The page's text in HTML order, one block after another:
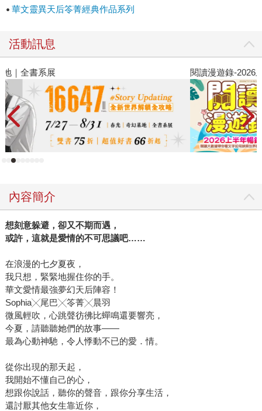
華文靈異天后笭菁經典作品系列
活動訊息
閱讀漫遊錄-2026上半年暢銷榜 飢
內容簡介
想刻意躲避，卻又不期而遇，
或許，這就是愛情的不可思議吧……
在浪漫的七夕夏夜，
我只想，緊緊地握住你的手。
華文愛情最強夢幻天后陣容！
Sophia╳尾巴╳笭菁╳晨羽
微風輕吹，心跳聲彷彿比蟬鳴還要響亮，
今夏，請聽聽她們的故事——
最為心動神馳，令人悸動不已的愛．情。
從你出現的那天起，
我開始不懂自己的心，
想跟你說話，聽你的聲音，跟你分享生活，
還討厭其他女生靠近你，